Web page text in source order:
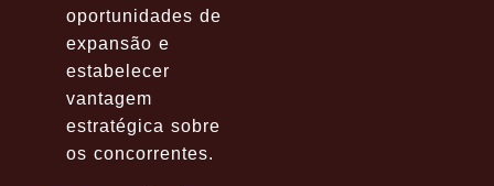
oportunidades de
expansão e
estabelecer
vantagem
estratégica sobre
os concorrentes.